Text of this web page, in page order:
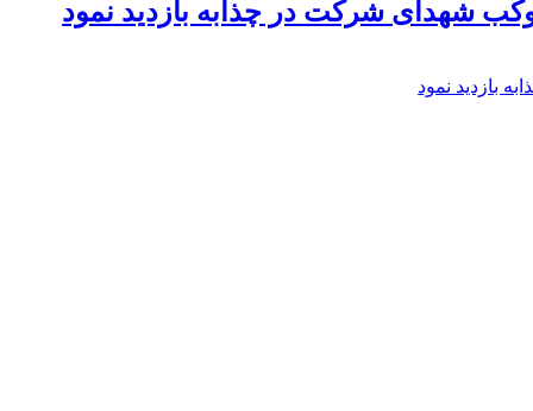
شهدای شرکت در چذابه بازدید نمود
بازدید نمود